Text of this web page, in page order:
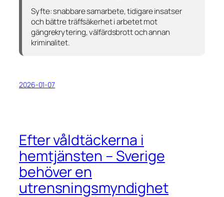
Syfte:snabbare samarbete, tidigare insatser
och bättre träffsäkerhet i arbetet mot
gängrekrytering, välfärdsbrott och annan
kriminalitet.
2026-01-07
Efter våldtäckerna i
hemtjänsten – Sverige
behöver en
utrensningsmyndighet